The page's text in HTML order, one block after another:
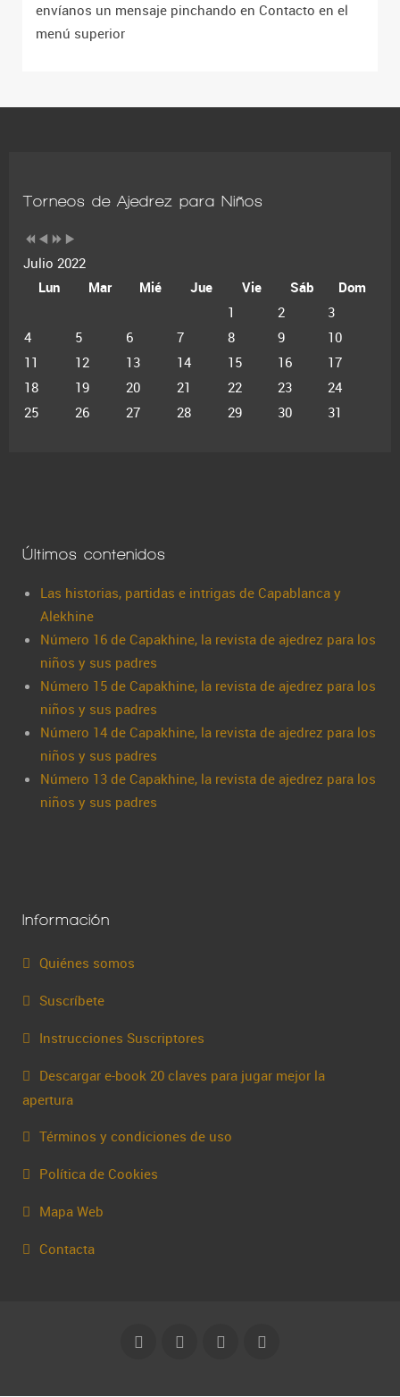
envíanos un mensaje pinchando en Contacto en el
menú superior
Torneos de Ajedrez para Niños
Julio 2022
Lun
Mar Mié Jue Vie Sáb
Dom
1
2
3
4
5 6 7 8 9
10
11
12 13 14 15 16
17
18
19 20 21 22 23
24
25
26 27 28 29 30 31
Últimos contenidos
Las historias, partidas e intrigas de Capablanca y
Alekhine
Número 16 de Capakhine, la revista de ajedrez para los
niños y sus padres
Número 15 de Capakhine, la revista de ajedrez para los
niños y sus padres
Número 14 de Capakhine, la revista de ajedrez para los
niños y sus padres
Número 13 de Capakhine, la revista de ajedrez para los
niños y sus padres
Información
Quiénes somos
Suscríbete
Instrucciones Suscriptores
Descargar e-book 20 claves para jugar mejor la
apertura
Términos y condiciones de uso
Política de Cookies
Mapa Web
Contacta